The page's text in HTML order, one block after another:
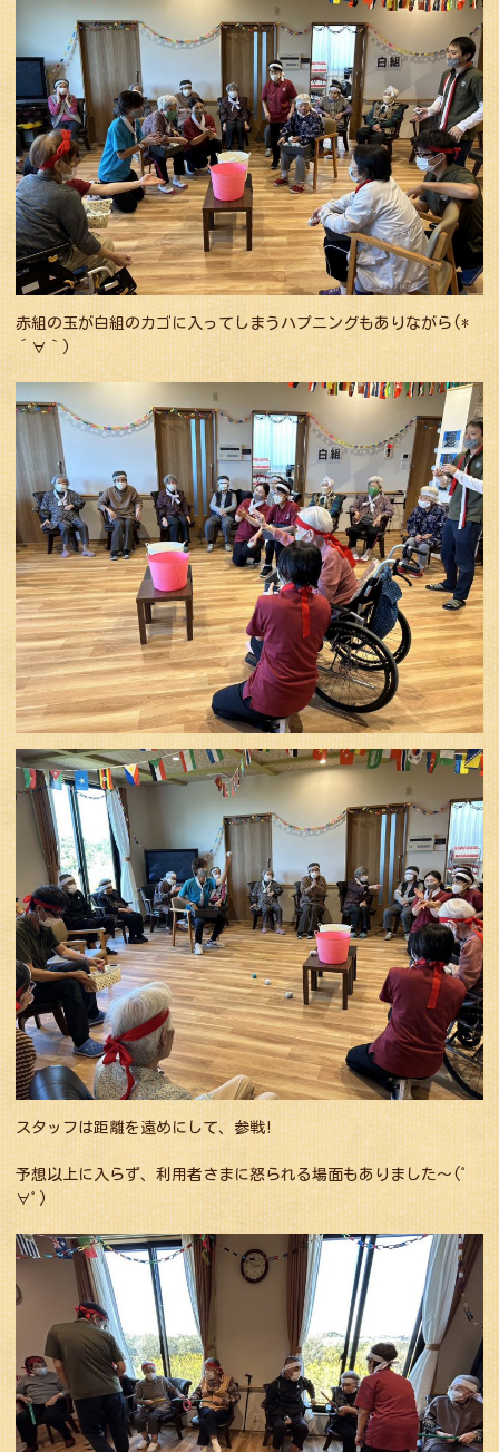
赤組の玉が白組のカゴに入ってしまうハプニングもありながら(*
´∀｀)
スタッフは距離を遠めにして、参戦!
予想以上に入らず、利用者さまに怒られる場面もありました〜(ﾟ
∀ﾟ)